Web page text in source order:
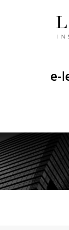
e-